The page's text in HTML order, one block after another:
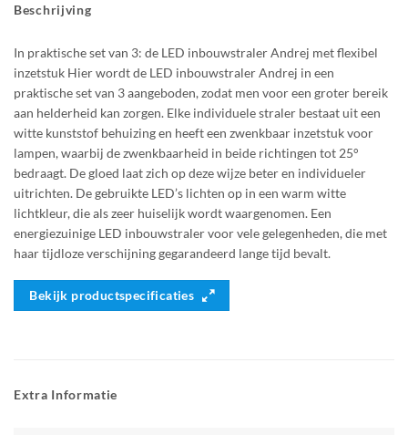
Beschrijving
In praktische set van 3: de LED inbouwstraler Andrej met flexibel
inzetstuk Hier wordt de LED inbouwstraler Andrej in een
praktische set van 3 aangeboden, zodat men voor een groter bereik
aan helderheid kan zorgen. Elke individuele straler bestaat uit een
witte kunststof behuizing en heeft een zwenkbaar inzetstuk voor
lampen, waarbij de zwenkbaarheid in beide richtingen tot 25°
bedraagt. De gloed laat zich op deze wijze beter en individueler
uitrichten. De gebruikte LED’s lichten op in een warm witte
lichtkleur, die als zeer huiselijk wordt waargenomen. Een
energiezuinige LED inbouwstraler voor vele gelegenheden, die met
haar tijdloze verschijning gegarandeerd lange tijd bevalt.
Bekijk productspecificaties
Extra Informatie